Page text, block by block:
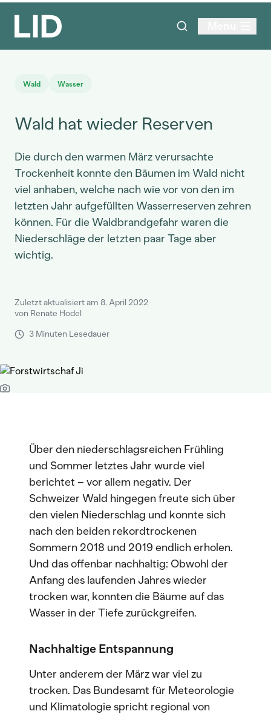
Wald Wasser
Wald hat wieder Reserven
Die durch den warmen März verursachte
Trockenheit konnte den Bäumen im Wald nicht
viel anhaben, welche nach wie vor von den im
letzten Jahr aufgefüllten Wasserreserven zehren
können. Für die Waldbrandgefahr waren die
Niederschläge der letzten paar Tage aber
wichtig.
Zuletzt aktualisiert am 8. April 2022
von Renate Hodel
3 Minuten Lesedauer
Über den niederschlagsreichen Frühling
und Sommer letztes Jahr wurde viel
berichtet – vor allem negativ. Der
Schweizer Wald hingegen freute sich über
den vielen Niederschlag und konnte sich
nach den beiden rekordtrockenen
Sommern 2018 und 2019 endlich erholen.
Und das offenbar nachhaltig: Obwohl der
Anfang des laufenden Jahres wieder
trocken war, konnten die Bäume auf das
Wasser in der Tiefe zurückgreifen.
Nachhaltige Entspannung
Unter anderem der März war viel zu
trocken. Das Bundesamt für Meteorologie
und Klimatologie spricht regional von